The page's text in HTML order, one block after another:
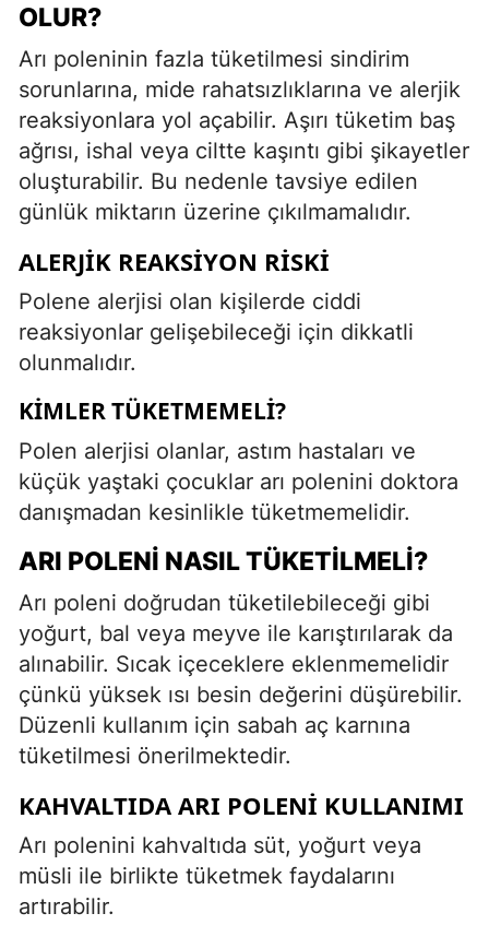
OLUR?
Arı poleninin fazla tüketilmesi sindirim
sorunlarına, mide rahatsızlıklarına ve alerjik
reaksiyonlara yol açabilir. Aşırı tüketim baş
ağrısı, ishal veya ciltte kaşıntı gibi şikayetler
oluşturabilir. Bu nedenle tavsiye edilen
günlük miktarın üzerine çıkılmamalıdır.
ALERJIK REAKSIYON RISKI
Polene alerjisi olan kişilerde ciddi
reaksiyonlar gelişebileceği için dikkatli
olunmalıdır.
KIMLER TÜKETMEMELI?
Polen alerjisi olanlar, astım hastaları ve
küçük yaştaki çocuklar arı polenini doktora
danışmadan kesinlikle tüketmemelidir.
ARI POLENI NASIL TÜKETILMELI?
Arı poleni doğrudan tüketilebileceği gibi
yoğurt, bal veya meyve ile karıştırılarak da
alınabilir. Sıcak içeceklere eklenmemelidir
çünkü yüksek ısı besin değerini düşürebilir.
Düzenli kullanım için sabah aç karnına
tüketilmesi önerilmektedir.
KAHVALTIDA ARI POLENI KULLANIMI
Arı polenini kahvaltıda süt, yoğurt veya
müsli ile birlikte tüketmek faydalarını
artırabilir.